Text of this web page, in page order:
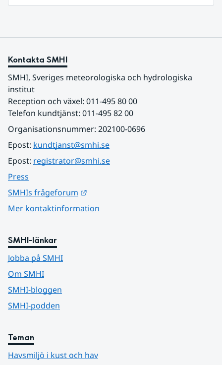
Kontakta SMHI
SMHI, Sveriges meteorologiska och hydrologiska
institut
Reception och växel: 011-495 80 00
Telefon kundtjänst: 011-495 82 00
Organisationsnummer: 202100-0696
Epost: kundtjanst@smhi.se
Epost: registrator@smhi.se
Press
SMHIs frågeforum
Mer kontaktinformation
SMHI-länkar
Jobba på SMHI
Om SMHI
SMHI-bloggen
SMHI-podden
Teman
Havsmiljö i kust och hav